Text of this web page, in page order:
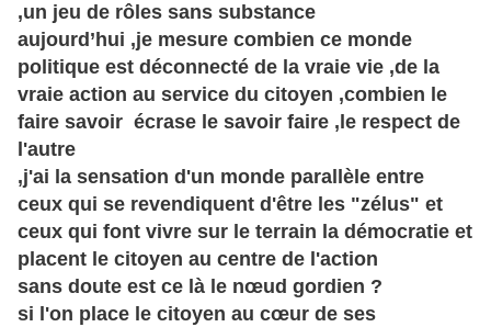
,un jeu de rôles sans substance
aujourd’hui ,je mesure combien ce monde
politique est déconnecté de la vraie vie ,de la
vraie action au service du citoyen ,combien le
faire savoir écrase le savoir faire ,le respect de
l'autre
,j'ai la sensation d'un monde parallèle entre
ceux qui se revendiquent d'être les "zélus" et
ceux qui font vivre sur le terrain la démocratie et
placent le citoyen au centre de l'action
sans doute est ce là le nœud gordien ?
si l'on place le citoyen au cœur de ses